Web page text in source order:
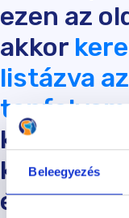
Beleegyezés
ezen az
akkor
listázva
érdeklődj